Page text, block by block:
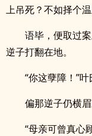
上吊死？不如择个
语毕，便取过
逆子打翻在地。
“你这孽障！”
偏那逆子仍横
“母亲可曾真心